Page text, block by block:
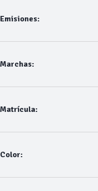
Emisiones:
Marchas:
Matrícula:
Color: